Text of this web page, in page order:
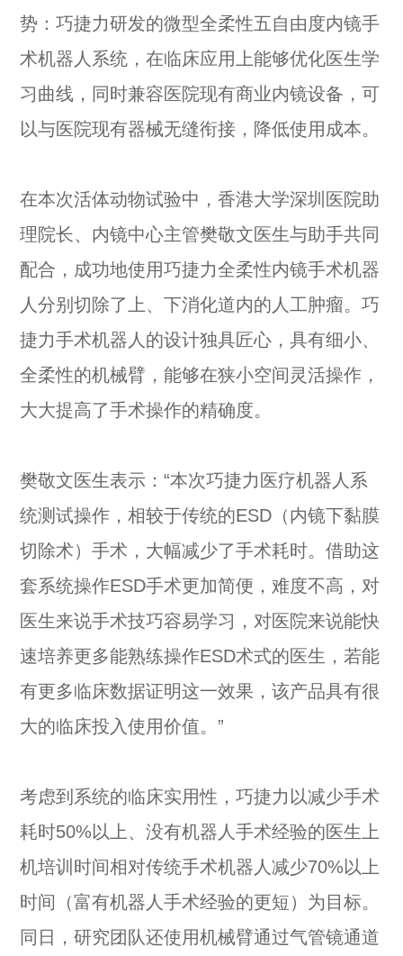
势：巧捷力研发的微型全柔性五自由度内镜手
术机器人系统，在临床应用上能够优化医生学
习曲线，同时兼容医院现有商业内镜设备，可
以与医院现有器械无缝衔接，降低使用成本。
在本次活体动物试验中，香港大学深圳医院助
理院长、内镜中心主管樊敬文医生与助手共同
配合，成功地使用巧捷力全柔性内镜手术机器
人分别切除了上、下消化道内的人工肿瘤。巧
捷力手术机器人的设计独具匠心，具有细小、
全柔性的机械臂，能够在狭小空间灵活操作，
大大提高了手术操作的精确度。
樊敬文医生表示：“本次巧捷力医疗机器人系
统测试操作，相较于传统的ESD（内镜下黏膜
切除术）手术，大幅减少了手术耗时。借助这
套系统操作ESD手术更加简便，难度不高，对
医生来说手术技巧容易学习，对医院来说能快
速培养更多能熟练操作ESD术式的医生，若能
有更多临床数据证明这一效果，该产品具有很
大的临床投入使用价值。”
考虑到系统的临床实用性，巧捷力以减少手术
耗时50%以上、没有机器人手术经验的医生上
机培训时间相对传统手术机器人减少70%以上
时间（富有机器人手术经验的更短）为目标。
同日，研究团队还使用机械臂通过气管镜通道